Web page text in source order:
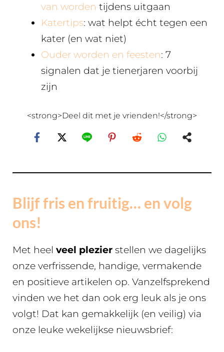
van worden tijdens uitgaan
Katertips: wat helpt écht tegen een
kater (en wat niet)
Ouder worden en feesten: 7
signalen dat je tienerjaren voorbij
zijn
<strong>Deel dit met je vrienden!</strong>
Blijf fris en fruitig… en volg
ons!
Met heel veel plezier stellen we dagelijks
onze verfrissende, handige, vermakende
en positieve artikelen op. Vanzelfsprekend
vinden we het dan ook erg leuk als je ons
volgt! Dat kan gemakkelijk (en veilig) via
onze leuke wekelijkse nieuwsbrief: